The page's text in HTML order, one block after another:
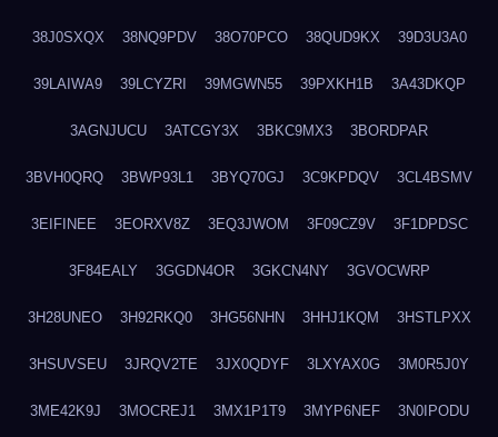
38J0SXQX 38NQ9PDV 38O70PCO 38QUD9KX 39D3U3A0
39LAIWA9 39LCYZRI 39MGWN55 39PXKH1B 3A43DKQP
3AGNJUCU 3ATCGY3X 3BKC9MX3 3BORDPAR
3BVH0QRQ 3BWP93L1 3BYQ70GJ 3C9KPDQV 3CL4BSMV
3EIFINEE 3EORXV8Z 3EQ3JWOM 3F09CZ9V 3F1DPDSC
3F84EALY 3GGDN4OR 3GKCN4NY 3GVOCWRP
3H28UNEO 3H92RKQ0 3HG56NHN 3HHJ1KQM 3HSTLPXX
3HSUVSEU 3JRQV2TE 3JX0QDYF 3LXYAX0G 3M0R5J0Y
3ME42K9J 3MOCREJ1 3MX1P1T9 3MYP6NEF 3N0IPODU